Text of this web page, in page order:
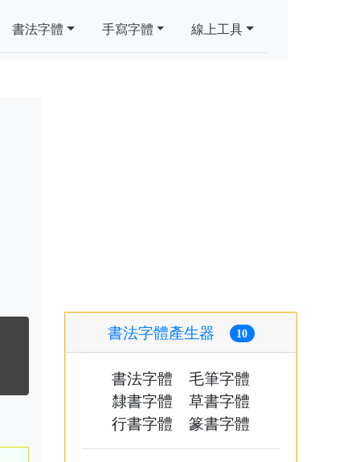
書法字體 手寫字體 線上工具
書法字體產生器 10
書法字體
毛筆字體
隸書字體
草書字體
行書字體
篆書字體